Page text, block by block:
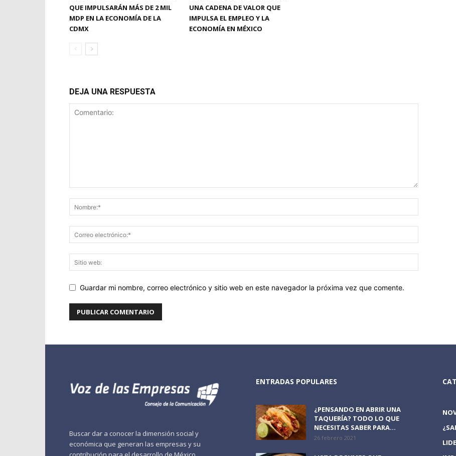
QUE IMPULSARÁN MÁS DE 2 MIL
MDP EN LA ECONOMÍA DE LA
CDMX
UNA CADENA DE VALOR QUE
IMPULSA EL EMPLEO Y LA
ECONOMÍA EN MÉXICO
DEJA UNA RESPUESTA
Guardar mi nombre, correo electrónico y sitio web en este navegador la próxima vez que comente.
Buscar dar a conocer la dimensión social y
económica que generan las empresas y su
ENTRADAS POPULARES
¿PENSANDO EN ABRIR UNA
TAQUERÍA? TODO LO QUE
NECESITAS SABER PARA...
26 febrero 2021